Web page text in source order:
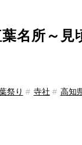
名所～見
祭り 寺社 高知